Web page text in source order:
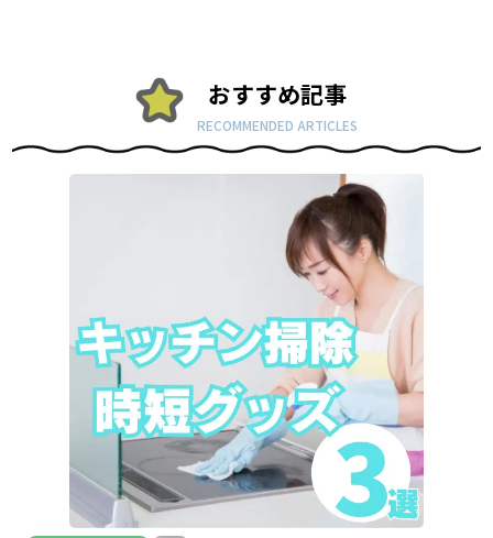
おすすめ記事
RECOMMENDED ARTICLES